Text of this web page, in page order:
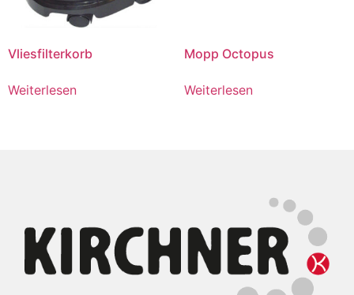
Vliesfilterkorb
Weiterlesen
Mopp Octopus
Weiterlesen